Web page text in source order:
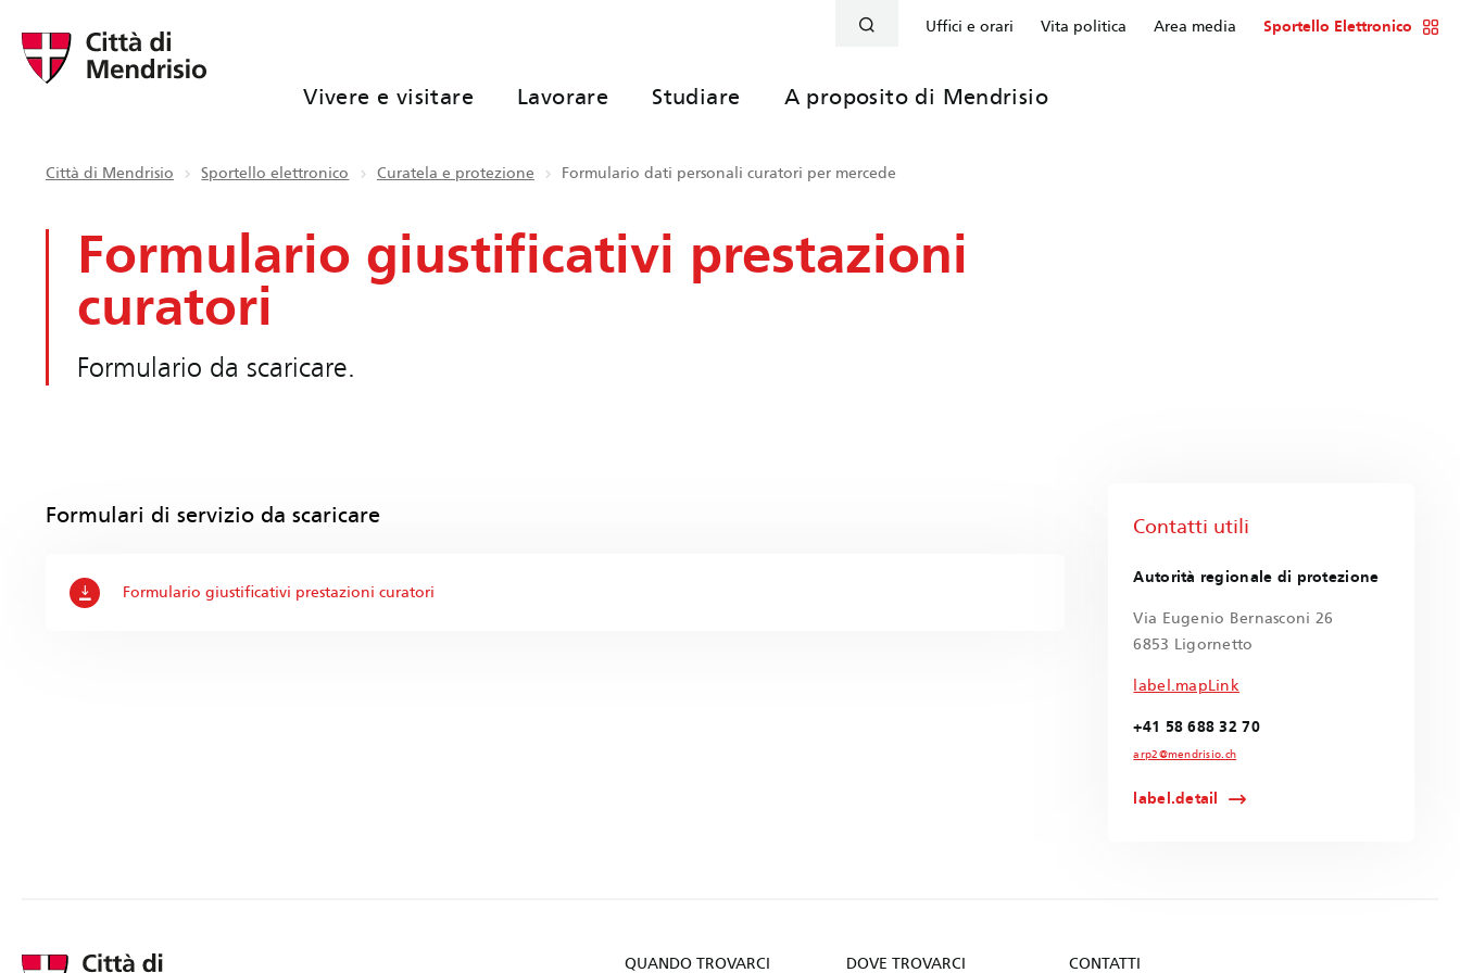
Uffici e orari Vita politica Area media Sportello Elettronico
Vivere e visitare Lavorare Studiare A proposito di Mendrisio
Città di Mendrisio Sportello elettronico Curatela e protezione Formulario dati personali curatori per mercede
Formulario giustificativi prestazioni
curatori
Formulario da scaricare.
Formulari di servizio da scaricare
Formulario giustificativi prestazioni curatori
Contatti utili
Autorità regionale di protezione
Via Eugenio Bernasconi 26
6853 Ligornetto
label.mapLink
+41 58 688 32 70
arp2@mendrisio.ch
label.detail
QUANDO TROVARCI CONTATTI
DOVE TROVARCI